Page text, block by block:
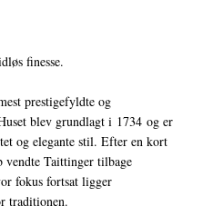
finesse.
prestigefyldte og
blev grundlagt i 1734 og er
og elegante stil. Efter en kort
vendte Taittinger tilbage
fokus fortsat ligger
traditionen.